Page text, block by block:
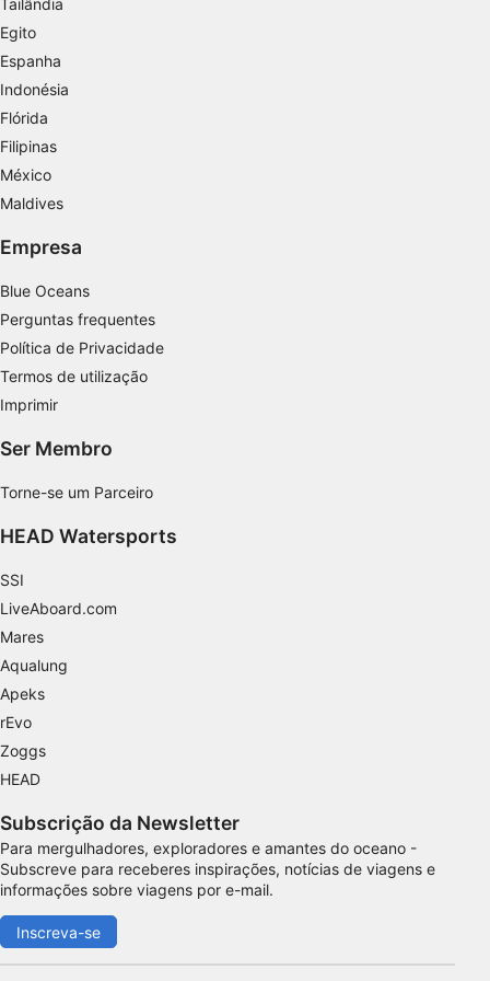
Egito
Espanha
Indonésia
Flórida
Filipinas
México
Maldives
Empresa
Blue Oceans
Perguntas frequentes
Política de Privacidade
Termos de utilização
Imprimir
Ser Membro
Torne-se um Parceiro
HEAD Watersports
SSI
LiveAboard.com
Mares
Aqualung
Apeks
rEvo
Zoggs
HEAD
Subscrição da Newsletter
Para mergulhadores, exploradores e amantes do oceano -
Subscreve para receberes inspirações, notícias de viagens e
informações sobre viagens por e-mail.
Inscreva-se
Usar perfis para selecionar conteúdo
personalizado
Medir o desempenho da publicidade
Medir o desempenho do conteúdo
Entender o público por meio de estatísticas
Desenvolver e melhorar os serviços
Usar dados limitados para selecionar
conteúdo
Usar dados exatos de geolocalização
Identificar dispositivos com base nas
Desempenho